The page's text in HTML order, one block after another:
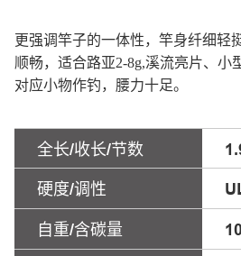
更强调竿子的一体性，竿身纤细轻
顺畅，适合路亚2-8g,溪流亮片、小
对应小物作钓，腰力十足。
全长/收长/节数
硬度/调性
自重/含碳量